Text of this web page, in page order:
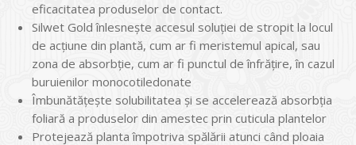
eficacitatea produselor de contact.
Silwet Gold înlesnește accesul soluției de stropit la locul
de acțiune din plantă, cum ar fi meristemul apical, sau
zona de absorbție, cum ar fi punctul de înfrățire, în cazul
buruienilor monocotiledonate
Îmbunătățește solubilitatea și se accelerează absorbția
foliară a produselor din amestec prin cuticula plantelor
Protejează planta împotriva spălării atunci când ploaia